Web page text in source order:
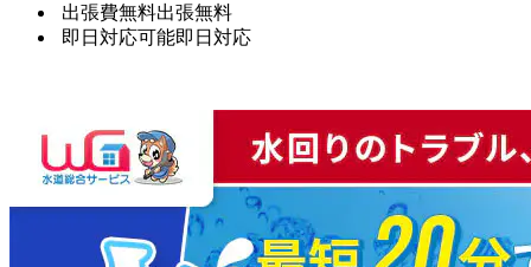
出張費無料出張無料
即日対応可能即日対応